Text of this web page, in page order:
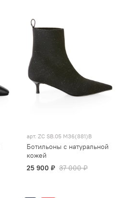
арт. ZC SB.05 M36(881)B
Ботильоны с натуральной
кожей
25 900 ₽ 37 000 ₽